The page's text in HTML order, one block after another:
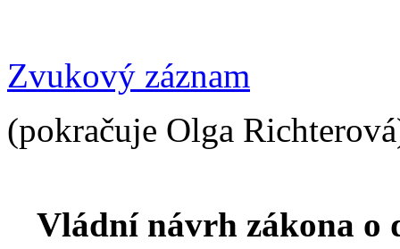
Zvukový záznam
(pokračuje Olga
Vládní návrh zákona o